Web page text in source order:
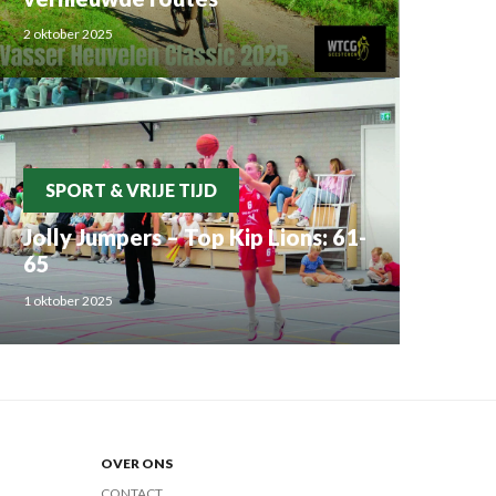
2 oktober 2025
SPORT & VRIJE TIJD
Jolly Jumpers – Top Kip Lions: 61-
65
1 oktober 2025
OVER ONS